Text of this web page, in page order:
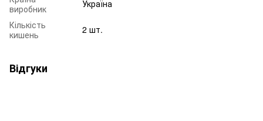
виробник
Україна
Кількість
кишень
2 шт.
Відгуки